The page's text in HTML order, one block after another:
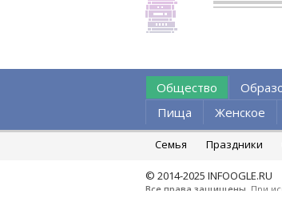
Общество
Пища
Женское
Семья Праздники
© 2014-2025 INFOOGLE.RU
Все права защищены . При